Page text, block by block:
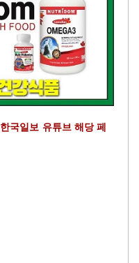
한국일보 유튜브 해당 페